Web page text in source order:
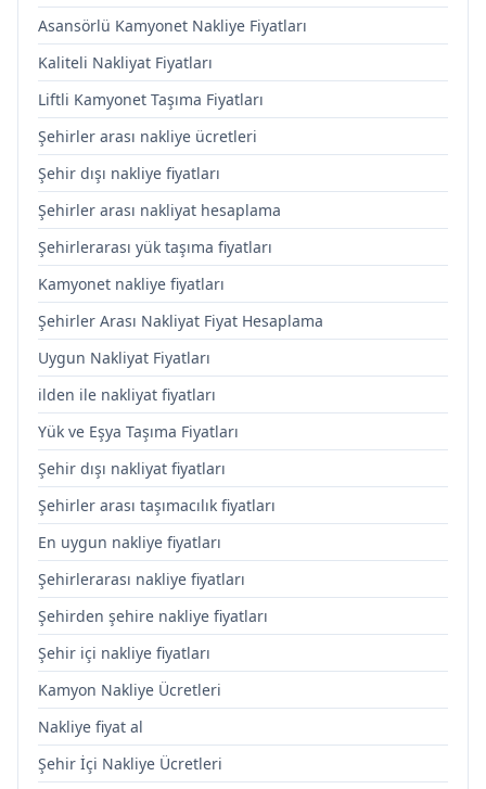
Asansörlü Kamyonet Nakliye Fiyatları
Kaliteli Nakliyat Fiyatları
Liftli Kamyonet Taşıma Fiyatları
Şehirler arası nakliye ücretleri
Şehir dışı nakliye fiyatları
Şehirler arası nakliyat hesaplama
Şehirlerarası yük taşıma fiyatları
Kamyonet nakliye fiyatları
Şehirler Arası Nakliyat Fiyat Hesaplama
Uygun Nakliyat Fiyatları
ilden ile nakliyat fiyatları
Yük ve Eşya Taşıma Fiyatları
Şehir dışı nakliyat fiyatları
Şehirler arası taşımacılık fiyatları
En uygun nakliye fiyatları
Şehirlerarası nakliye fiyatları
Şehirden şehire nakliye fiyatları
Şehir içi nakliye fiyatları
Kamyon Nakliye Ücretleri
Nakliye fiyat al
Şehir İçi Nakliye Ücretleri